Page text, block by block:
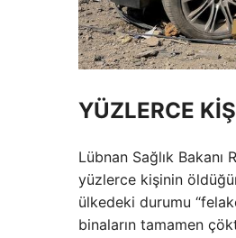
YÜZLERCE
Lübnan Sağlık Bakanı
yüzlerce kişinin
ülkedeki durumu
binaların tamamen